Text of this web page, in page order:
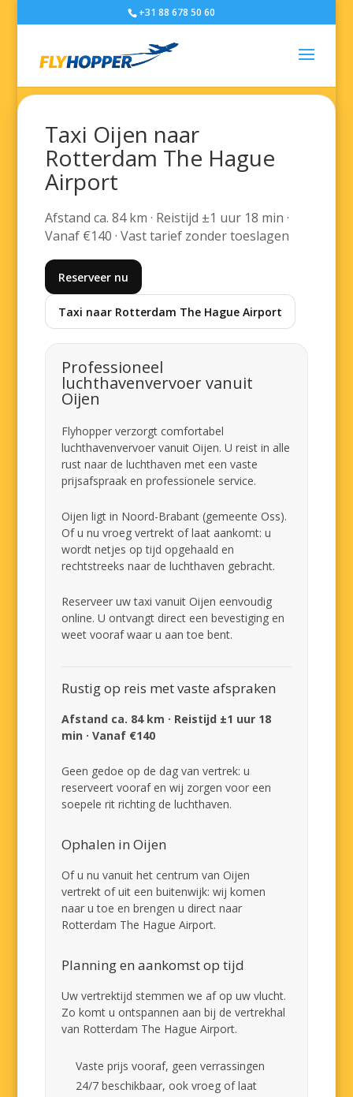
+31 88 678 50 60
Taxi Oijen naar
Rotterdam The Hague
Airport
Afstand ca. 84 km · Reistijd ±1 uur 18 min ·
Vanaf €140 · Vast tarief zonder toeslagen
Reserveer nu
Taxi naar Rotterdam The Hague Airport
Professioneel
luchthavenvervoer vanuit
Oijen
Flyhopper verzorgt comfortabel
luchthavenvervoer vanuit Oijen. U reist in alle
rust naar de luchthaven met een vaste
prijsafspraak en professionele service.
Oijen ligt in Noord-Brabant (gemeente Oss).
Of u nu vroeg vertrekt of laat aankomt: u
wordt netjes op tijd opgehaald en
rechtstreeks naar de luchthaven gebracht.
Reserveer uw taxi vanuit Oijen eenvoudig
online. U ontvangt direct een bevestiging en
weet vooraf waar u aan toe bent.
Rustig op reis met vaste afspraken
Afstand ca. 84 km · Reistijd ±1 uur 18
min · Vanaf €140
Geen gedoe op de dag van vertrek: u
reserveert vooraf en wij zorgen voor een
soepele rit richting de luchthaven.
Ophalen in Oijen
Of u nu vanuit het centrum van Oijen
vertrekt of uit een buitenwijk: wij komen
naar u toe en brengen u direct naar
Rotterdam The Hague Airport.
Planning en aankomst op tijd
Uw vertrektijd stemmen we af op uw vlucht.
Zo komt u ontspannen aan bij de vertrekhal
van Rotterdam The Hague Airport.
Vaste prijs vooraf, geen verrassingen
24/7 beschikbaar, ook vroeg of laat